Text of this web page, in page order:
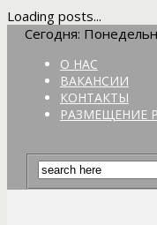
Loading posts...
Сегодня:
О НАС
ВАКАНСИИ
КОНТАКТЫ
РАЗМЕЩЕНИЕ